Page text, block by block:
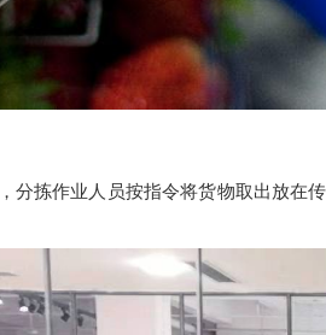
分拣作业人员按指令将货物取出放在